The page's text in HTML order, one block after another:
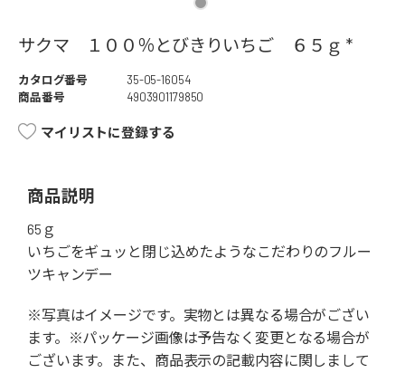
サクマ １００％とびきりいちご ６５ｇ *
カタログ番号
35-05-16054
商品番号
4903901179850
マイリストに登録する
商品説明
65ｇ
いちごをギュッと閉じ込めたようなこだわりのフルー
ツキャンデー
※写真はイメージです。実物とは異なる場合がござい
ます。※パッケージ画像は予告なく変更となる場合が
ございます。また、商品表示の記載内容に関しまして